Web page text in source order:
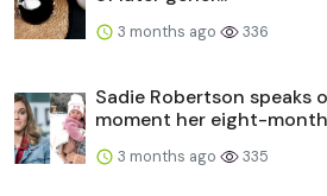
3 months ago 336
Sadie Robertson speaks
moment her eight-
3 months ago 335